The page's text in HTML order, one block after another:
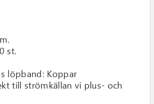
st.
löpband: Koppar
till strömkällan vi plus- och